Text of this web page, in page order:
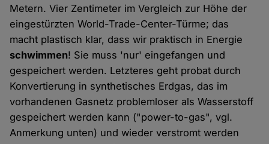
Metern. Vier Zentimeter im Vergleich zur Höhe der
eingestürzten World-Trade-Center-Türme; das
macht plastisch klar, dass wir praktisch in Energie
schwimmen! Sie muss 'nur' eingefangen und
gespeichert werden. Letzteres geht probat durch
Konvertierung in synthetisches Erdgas, das im
vorhandenen Gasnetz problemloser als Wasserstoff
gespeichert werden kann ("power-to-gas", vgl.
Anmerkung unten) und wieder verstromt werden